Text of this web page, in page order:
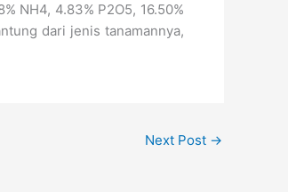
NH4, 4.83% P2O5, 16.50%
dari jenis tanamannya,
Next Post →